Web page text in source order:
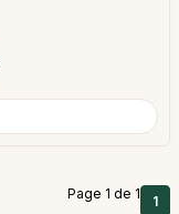
Page 1 de 1 1